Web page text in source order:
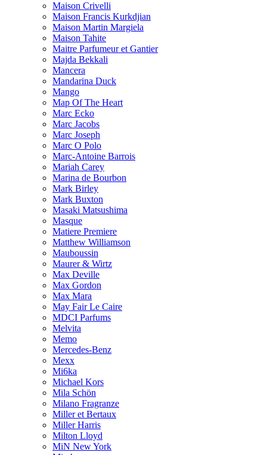
Maison Crivelli
Maison Francis Kurkdjian
Maison Martin Margiela
Maison Tahite
Maitre Parfumeur et Gantier
Majda Bekkali
Mancera
Mandarina Duck
Mango
Map Of The Heart
Marc Ecko
Marc Jacobs
Marc Joseph
Marc O Polo
Marc-Antoine Barrois
Mariah Carey
Marina de Bourbon
Mark Birley
Mark Buxton
Masaki Matsushima
Masque
Matiere Premiere
Matthew Williamson
Mauboussin
Maurer & Wirtz
Max Deville
Max Gordon
Max Mara
May Fair Le Caire
MDCI Parfums
Melvita
Memo
Mercedes-Benz
Mexx
Mi6ka
Michael Kors
Mila Schön
Milano Fragranze
Miller et Bertaux
Miller Harris
Milton Lloyd
MiN New York